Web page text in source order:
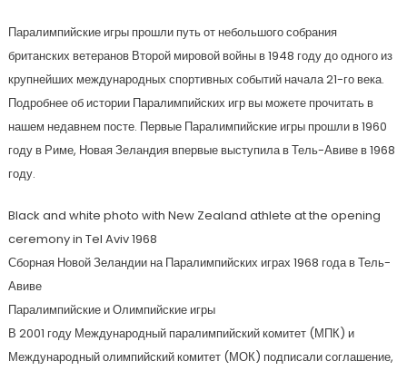
Паралимпийские игры прошли путь от небольшого собрания
британских ветеранов Второй мировой войны в 1948 году до одного из
крупнейших международных спортивных событий начала 21-го века.
Подробнее об истории Паралимпийских игр вы можете прочитать в
нашем недавнем посте. Первые Паралимпийские игры прошли в 1960
году в Риме, Новая Зеландия впервые выступила в Тель-Авиве в 1968
году.
Black and white photo with New Zealand athlete at the opening
ceremony in Tel Aviv 1968
Сборная Новой Зеландии на Паралимпийских играх 1968 года в Тель-
Авиве
Паралимпийские и Олимпийские игры
В 2001 году Международный паралимпийский комитет (МПК) и
Международный олимпийский комитет (МОК) подписали соглашение,